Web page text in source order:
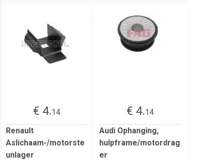
€ 4.14
Renault
Aslichaam-/motorste
unlager
€ 4.14
Audi Ophanging,
hulpframe/motordrag
er